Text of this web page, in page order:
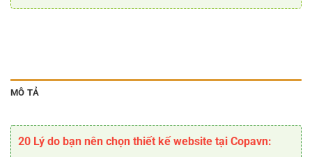
MÔ TẢ
20 Lý do bạn nên chọn thiết kế website tại Copavn: